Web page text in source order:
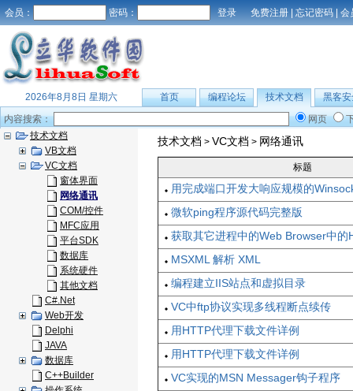
会员： 密码： 免费注册 | 忘记密码 | 会
2026年8月8日 星期六 首页 编程论坛 技术文档
黑客安
内容搜索：
网页
技术文档
VB文档
VC文档
窗体界面
网络通讯
COM/控件
MFC应用
平台SDK
数据库
系统硬件
其他文档
C#.Net
Web开发
Delphi
JAVA
数据库
C++Builder
技术文档 > VC文档 > 网络通讯
标题
用完成端口开发大响应规模的
微软ping程序源代码完整版
获取其它进程中的Web Browser中的
MSXML 解析 XML
编程建立IIS站点和虚拟目录
VC中ftp协议实现多线程断点续传
用HTTP代理下载文件详例
用HTTP代理下载文件详例
VC实现的MSN Messager钩子程序